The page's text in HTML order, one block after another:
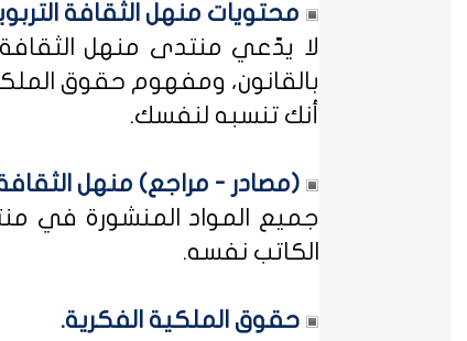
محتويات منهل الثقافة
لا يدّعي منتدى منهل الثقافة
بالقانون، ومفهوم حقوق
أنك تنسبه لنفسك.
(مصادر - مراجع) منهل الثقافة
جميع المواد المنشورة في
الكاتب نفسه.
حقوق الملكية الفكرية.